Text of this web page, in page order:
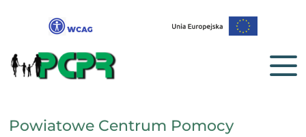
Powiatowe Centrum Pomocy